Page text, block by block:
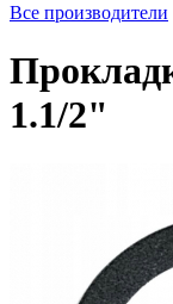
Все производители
1.1/2"